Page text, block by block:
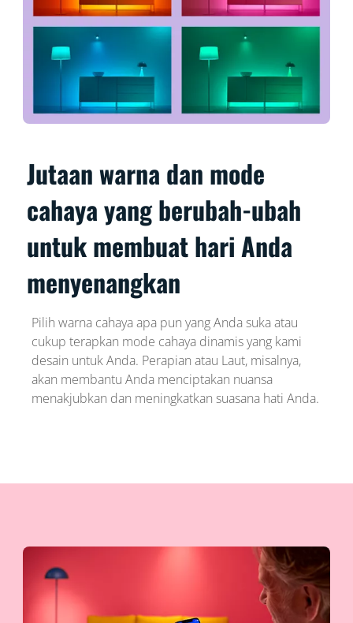
Jutaan warna dan mode
cahaya yang berubah-ubah
untuk membuat hari Anda
menyenangkan
Pilih warna cahaya apa pun yang Anda suka atau
cukup terapkan mode cahaya dinamis yang kami
desain untuk Anda. Perapian atau Laut, misalnya,
akan membantu Anda menciptakan nuansa
menakjubkan dan meningkatkan suasana hati Anda.